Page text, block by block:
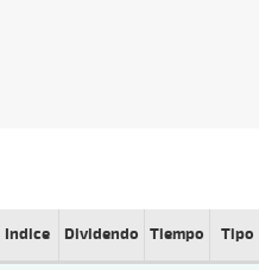
Indice Dividendo Tiempo Tipo